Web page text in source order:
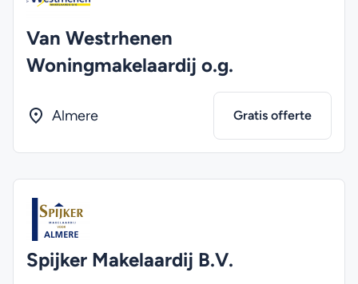
Van Westrhenen
Woningmakelaardij o.g.
Almere Gratis offerte
Spijker Makelaardij B.V.